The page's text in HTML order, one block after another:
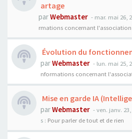
artage
parWebmaster - mar. mai 26,
rmations concernant l'association
Évolution du
parWebmaster - lun. mai 25,
nformations concernant
Mise en garde IA
parWebmaster - ven. janv.
s : Pour parler de tout et de rien